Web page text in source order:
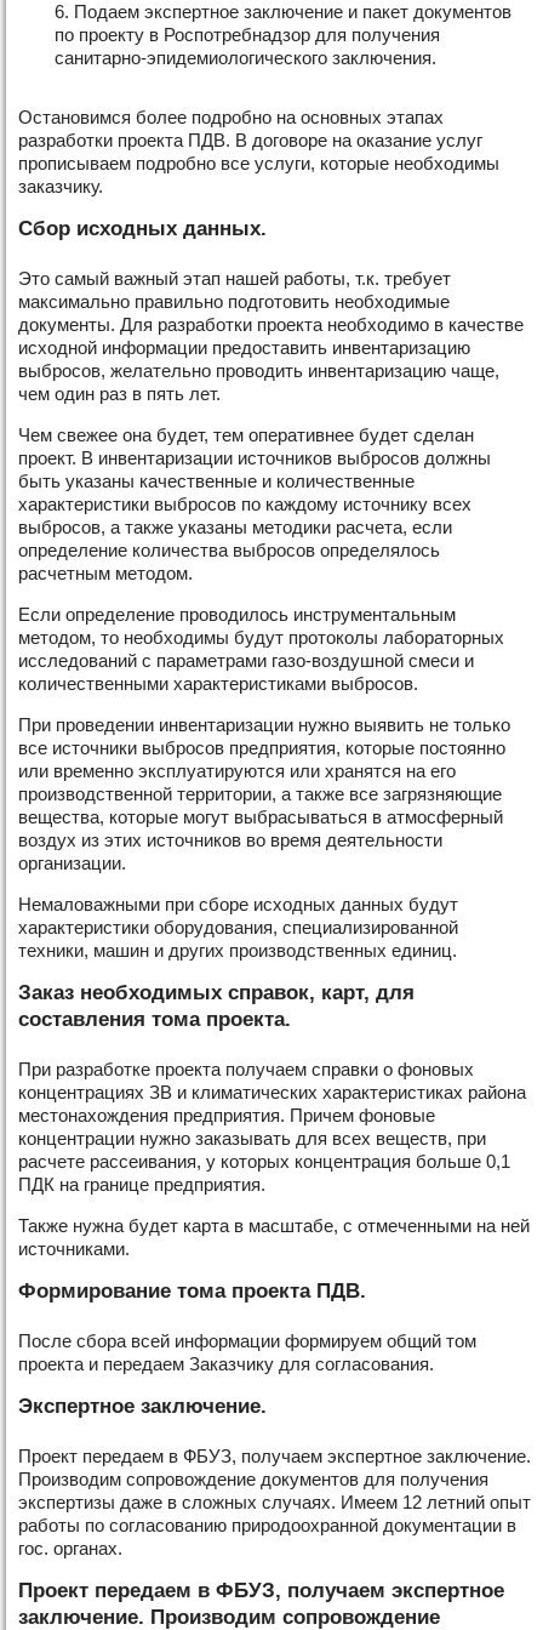
Подаем экспертное заключение и пакет документов
по проекту в Роспотребнадзор для получения
санитарно-эпидемиологического заключения.
Остановимся более подробно на основных этапах
разработки проекта ПДВ. В договоре на оказание услуг
прописываем подробно все услуги, которые необходимы
заказчику.
Сбор исходных данных.
Это самый важный этап нашей работы, т.к. требует
максимально правильно подготовить необходимые
документы. Для разработки проекта необходимо в качестве
исходной информации предоставить инвентаризацию
выбросов, желательно проводить инвентаризацию чаще,
чем один раз в пять лет.
Чем свежее она будет, тем оперативнее будет сделан
проект. В инвентаризации источников выбросов должны
быть указаны качественные и количественные
характеристики выбросов по каждому источнику всех
выбросов, а также указаны методики расчета, если
определение количества выбросов определялось
расчетным методом.
Если определение проводилось инструментальным
методом, то необходимы будут протоколы лабораторных
исследований с параметрами газо-воздушной смеси и
количественными характеристиками выбросов.
При проведении инвентаризации нужно выявить не только
все источники выбросов предприятия, которые постоянно
или временно эксплуатируются или хранятся на его
производственной территории, а также все загрязняющие
вещества, которые могут выбрасываться в атмосферный
воздух из этих источников во время деятельности
организации.
Немаловажными при сборе исходных данных будут
характеристики оборудования, специализированной
техники, машин и других производственных единиц.
Заказ необходимых справок, карт, для
составления тома проекта.
При разработке проекта получаем справки о фоновых
концентрациях ЗВ и климатических характеристиках района
местонахождения предприятия. Причем фоновые
концентрации нужно заказывать для всех веществ, при
расчете рассеивания, у которых концентрация больше 0,1
ПДК на границе предприятия.
Также нужна будет карта в масштабе, с отмеченными на ней
источниками.
Формирование тома проекта ПДВ.
После сбора всей информации формируем общий том
проекта и передаем Заказчику для согласования.
Экспертное заключение.
Проект передаем в ФБУЗ, получаем экспертное заключение.
Производим сопровождение документов для получения
экспертизы даже в сложных случаях. Имеем 12 летний опыт
работы по согласованию природоохранной документации в
гос. органах.
Проект передаем в ФБУЗ, получаем экспертное
заключение. Производим сопровождение